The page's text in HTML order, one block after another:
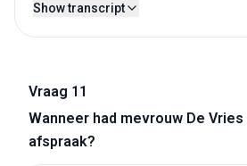
Show transcript
Vraag 11
Wanneer had mevrouw De
afspraak?